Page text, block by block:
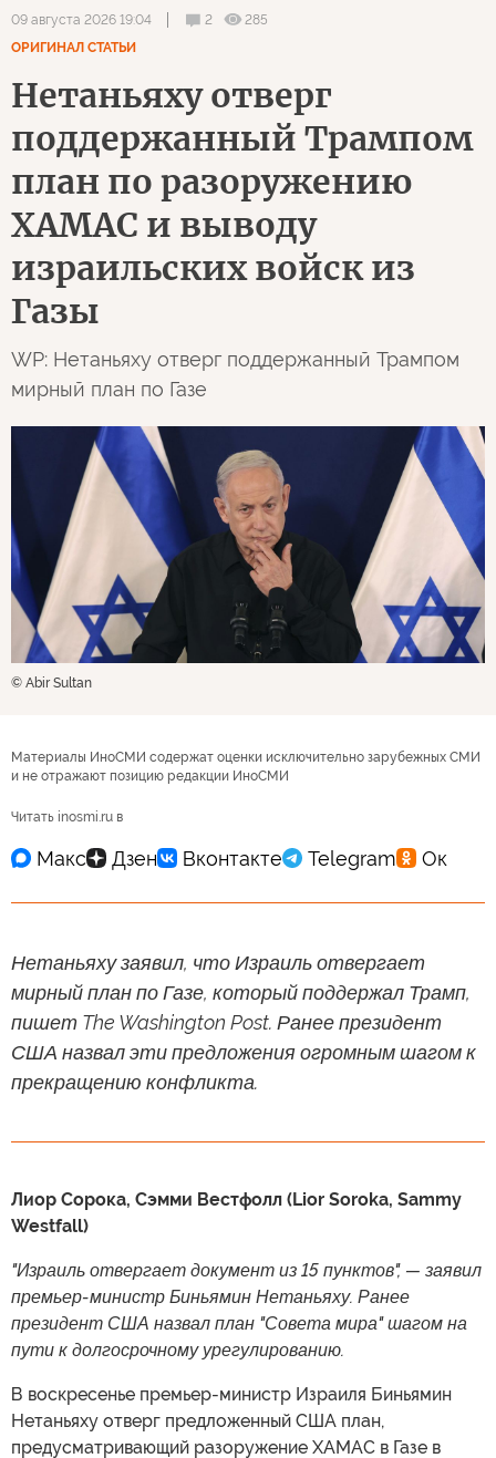
09 августа 2026 19:04 2
285
ОРИГИНАЛ СТАТЬИ
Нетаньяху отверг
поддержанный Трампом
план по разоружению
ХАМАС и выводу
израильских войск из
Газы
WP: Нетаньяху отверг поддержанный Трампом
мирный план по Газе
© Abir Sultan
Материалы ИноСМИ содержат оценки исключительно зарубежных СМИ
и не отражают позицию редакции ИноСМИ
Читать inosmi.ru в
Нетаньяху заявил, что Израиль отвергает
мирный план по Газе, который поддержал Трамп,
пишет The Washington Post. Ранее президент
США назвал эти предложения огромным шагом к
прекращению конфликта.
Лиор Сорока, Сэмми Вестфолл (Lior Soroka, Sammy
Westfall)
"Израиль отвергает документ из 15 пунктов", — заявил
премьер-министр Биньямин Нетаньяху. Ранее
президент США назвал план "Совета мира" шагом на
пути к долгосрочному урегулированию.
В воскресенье премьер-министр Израиля Биньямин
Нетаньяху отверг предложенный США план,
предусматривающий разоружение ХАМАС в Газе в